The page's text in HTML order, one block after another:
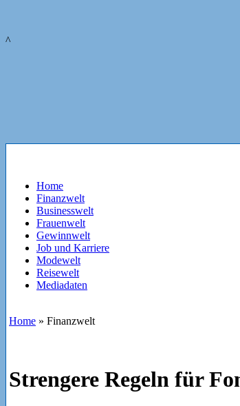
^
Home
Finanzwelt
Businesswelt
Frauenwelt
Gewinnwelt
Job und Karriere
Modewelt
Reisewelt
Mediadaten
Home » Finanzwelt
Strengere Regeln für